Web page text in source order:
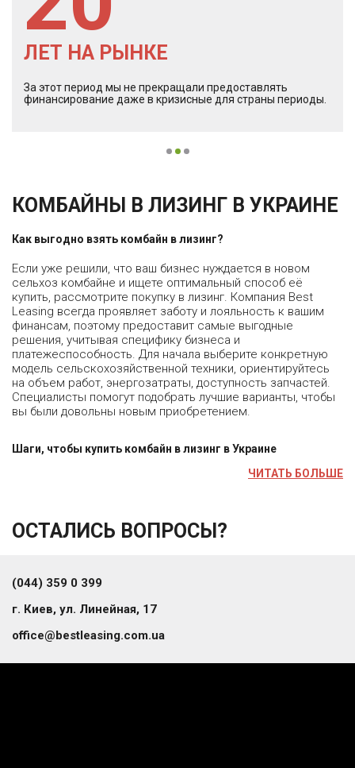
ЛЕТ НА РЫНКЕ
За этот период мы не прекращали предоставлять
финансирование даже в кризисные для страны периоды.
КОМБАЙНЫ В ЛИЗИНГ В УКРАИНЕ
Как выгодно взять комбайн в лизинг?
Если уже решили, что ваш бизнес нуждается в новом
сельхоз комбайне и ищете оптимальный способ её
купить, рассмотрите покупку в лизинг. Компания Best
Leasing всегда проявляет заботу и лояльность к вашим
финансам, поэтому предоставит самые выгодные
решения, учитывая специфику бизнеса и
платежеспособность. Для начала выберите конкретную
модель сельскохозяйственной техники, ориентируйтесь
на объем работ, энергозатраты, доступность запчастей.
Специалисты помогут подобрать лучшие варианты, чтобы
вы были довольны новым приобретением.
Шаги, чтобы купить комбайн в лизинг в Украине
ЧИТАТЬ БОЛЬШЕ
ОСТАЛИСЬ ВОПРОСЫ?
(044) 359 0 399
г. Киев, ул. Линейная, 17
office@bestleasing.com.ua